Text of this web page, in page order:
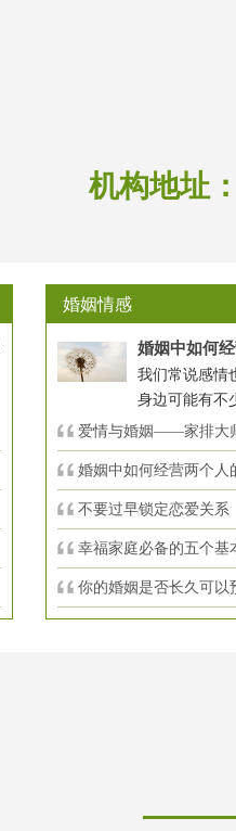
机构地址：
婚姻情感
婚姻中如何
我们常说感情
身边可能有不
爱情与婚姻——家排大师海
婚姻中如何经营两个人
不要过早锁定恋爱关系
幸福家庭必备的五个基
你的婚姻是否长久可以